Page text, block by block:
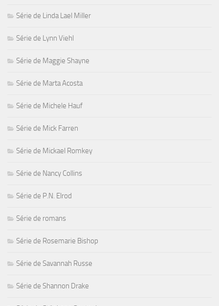
Série de Linda Lael Miller
Série de Lynn Viehl
Série de Maggie Shayne
Série de Marta Acosta
Série de Michele Hauf
Série de Mick Farren
Série de Mickael Romkey
Série de Nancy Collins
Série de P.N. Elrod
Série de romans
Série de Rosemarie Bishop
Série de Savannah Russe
Série de Shannon Drake